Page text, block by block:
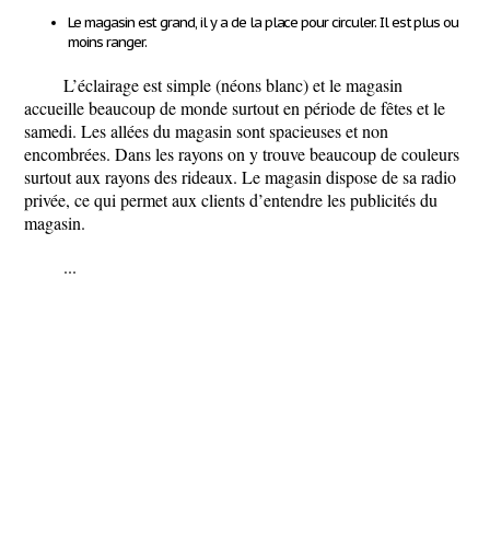
Le magasin est grand, il y a de la place pour circuler. Il est plus ou
moins ranger.
L’éclairage est simple (néons blanc) et le magasin
accueille beaucoup de monde surtout en période de fêtes et le
samedi. Les allées du magasin sont spacieuses et non
encombrées. Dans les rayons on y trouve beaucoup de couleurs
surtout aux rayons des rideaux. Le magasin dispose de sa radio
privée, ce qui permet aux clients d’entendre les publicités du
magasin.
...